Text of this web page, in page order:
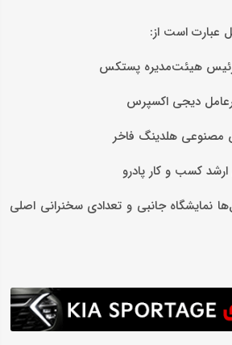
عبارت است از:
هیئت‌مدیره پستکس
دیجی اکسپرس
هلدینگ فاخر
کسب و کار پادرو
نمایشگاه جانبی و تعدادی سخنرانی اصلی